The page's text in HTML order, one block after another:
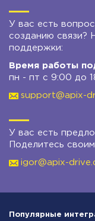
У вас есть
созданию связи?
поддержки:
Время работы
пн - пт с 9:00 до
support@apix-
У вас есть
Поделитесь
igor@apix-
Популярные